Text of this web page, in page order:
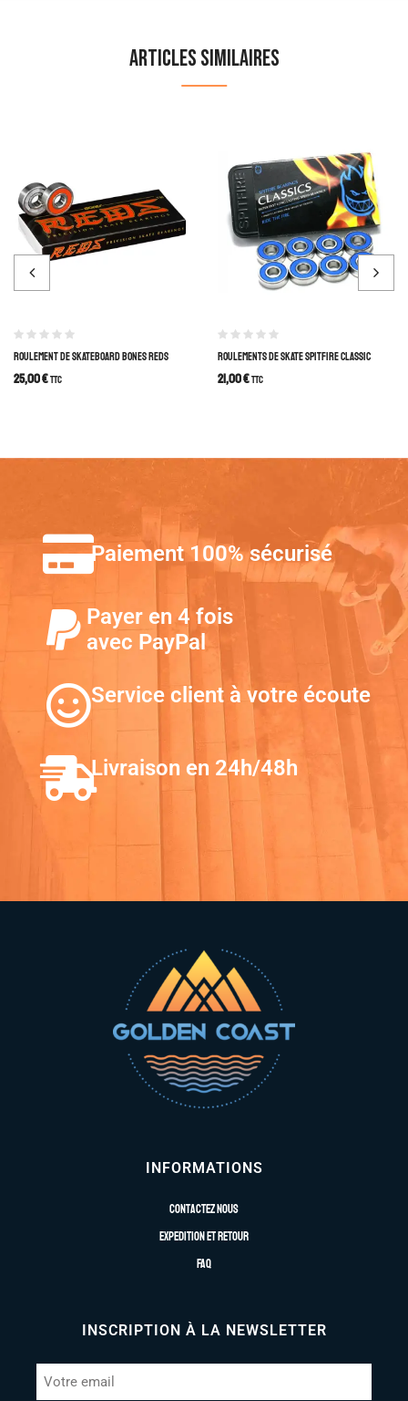
Articles similaires
ROULEMENT DE SKATEBOARD BONES REDS
25,00€TTC
ROULEMENTS DE SKATE SPITFIRE CLASSIC
21,00€TTC
Paiement 100% sécurisé
Payer en 4 fois
avec PayPal
Service client à votre écoute
Livraison en 24h/48h
INFORMATIONS
Contactez nous
Expedition et retour
FAQ
INSCRIPTION À LA NEWSLETTER